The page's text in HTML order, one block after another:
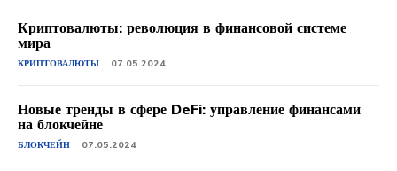
Криптовалюты: революция в финансовой системе
мира
КРИПТОВАЛЮТЫ 07.05.2024
Новые тренды в сфере DeFi: управление финансами
на блокчейне
БЛОКЧЕЙН 07.05.2024